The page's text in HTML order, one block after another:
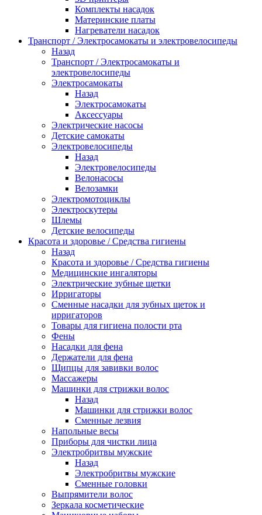
Комплекты насадок
Материнские платы
Нагреватели насадок
Транспорт / Электросамокаты и электровелосипеды
Назад
Транспорт / Электросамокаты и
электровелосипеды
Электросамокаты
Назад
Электросамокаты
Аксессуары
Электрические насосы
Детские самокаты
Электровелосипеды
Назад
Электровелосипеды
Велонасосы
Велозамки
Электромотоциклы
Электроскутеры
Шлемы
Детские велосипеды
Красота и здоровье / Средства гигиены
Назад
Красота и здоровье / Средства гигиены
Медицинские ингаляторы
Электрические зубные щетки
Ирригаторы
Сменные насадки для зубных щеток и
ирригаторов
Товары для гигиена полости рта
Фены
Насадки для фена
Держатели для фена
Щипцы для завивки волос
Массажеры
Машинки для стрижки волос
Назад
Машинки для стрижки волос
Сменные лезвия
Напольные весы
Приборы для чистки лица
Электробритвы мужские
Назад
Электробритвы мужские
Сменные головки
Выпрямители волос
Зеркала косметические